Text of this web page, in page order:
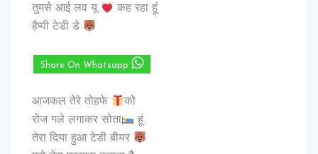
तुमसे आई लव यू
कह रहा हूं
हैप्पी टेडी डे
Share On Whatsapp
आजकल तेरे तोहफे
को
रोज गले लगाकर सोता
हूं
तेरा दिया हुआ टेडी बीयर